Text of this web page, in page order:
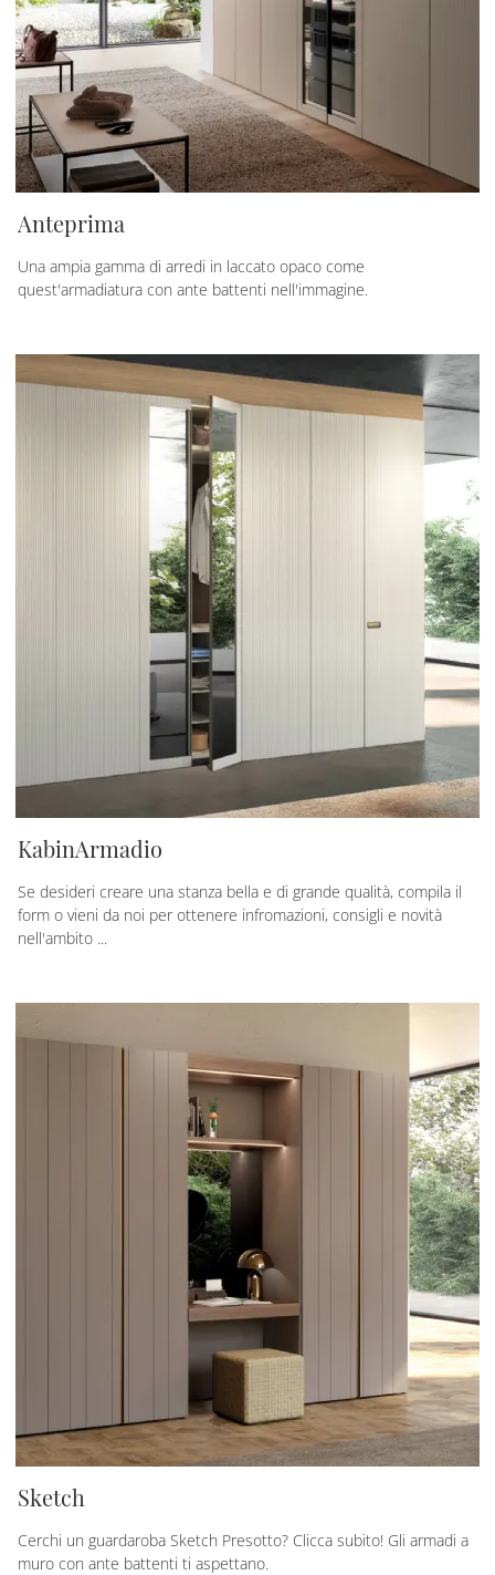
Anteprima
Una ampia gamma di arredi in laccato opaco come
quest'armadiatura con ante battenti nell'immagine.
KabinArmadio
Se desideri creare una stanza bella e di grande qualità, compila il
form o vieni da noi per ottenere infromazioni, consigli e novità
nell'ambito ...
Sketch
Cerchi un guardaroba Sketch Presotto? Clicca subito! Gli armadi a
muro con ante battenti ti aspettano.